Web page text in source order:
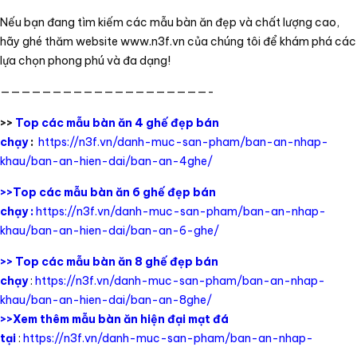
Nếu bạn đang tìm kiếm các mẫu bàn ăn đẹp và chất lượng cao,
hãy ghé thăm website www.n3f.vn của chúng tôi để khám phá các
lựa chọn phong phú và đa dạng!
————————————————————-
>> Top các mẫu bàn ăn 4 ghế đẹp bán
chạy: https://n3f.vn/danh-muc-san-pham/ban-an-nhap-
khau/ban-an-hien-dai/ban-an-4ghe/
>>Top các mẫu bàn ăn 6 ghế đẹp bán
chạy :https://n3f.vn/danh-muc-san-pham/ban-an-nhap-
khau/ban-an-hien-dai/ban-an-6-ghe/
>> Top các mẫu bàn ăn 8 ghế đẹp bán
chạy: https://n3f.vn/danh-muc-san-pham/ban-an-nhap-
khau/ban-an-hien-dai/ban-an-8ghe/
>>Xem thêm mẫu bàn ăn hiện đại mạt đá
tại: https://n3f.vn/danh-muc-san-pham/ban-an-nhap-